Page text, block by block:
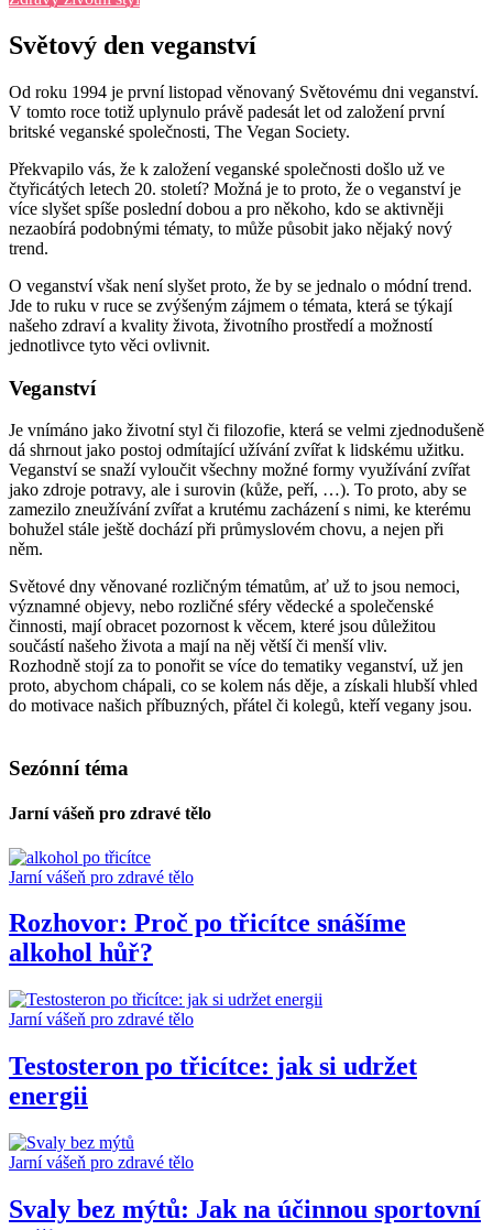
Světový den veganství
Od roku 1994 je první listopad věnovaný Světovému dni veganství.
V tomto roce totiž uplynulo právě padesát let od založení první
britské veganské společnosti, The Vegan Society.
Překvapilo vás, že k založení veganské společnosti došlo už ve
čtyřicátých letech 20. století? Možná je to proto, že o veganství je
více slyšet spíše poslední dobou a pro někoho, kdo se aktivněji
nezaobírá podobnými tématy, to může působit jako nějaký nový
trend.
O veganství však není slyšet proto, že by se jednalo o módní trend.
Jde to ruku v ruce se zvýšeným zájmem o témata, která se týkají
našeho zdraví a kvality života, životního prostředí a možností
jednotlivce tyto věci ovlivnit.
Veganství
Je vnímáno jako životní styl či filozofie, která se velmi zjednodušeně
dá shrnout jako postoj odmítající užívání zvířat k lidskému užitku.
Veganství se snaží vyloučit všechny možné formy využívání zvířat
jako zdroje potravy, ale i surovin (kůže, peří, …). To proto, aby se
zamezilo zneužívání zvířat a krutému zacházení s nimi, ke kterému
bohužel stále ještě dochází při průmyslovém chovu, a nejen při
něm.
Světové dny věnované rozličným tématům, ať už to jsou nemoci,
významné objevy, nebo rozličné sféry vědecké a společenské
činnosti, mají obracet pozornost k věcem, které jsou důležitou
součástí našeho života a mají na něj větší či menší vliv.
Rozhodně stojí za to ponořit se více do tematiky veganství, už jen
proto, abychom chápali, co se kolem nás děje, a získali hlubší vhled
do motivace našich příbuzných, přátel či kolegů, kteří vegany jsou.
Sezónní téma
Jarní vášeň pro zdravé tělo
Jarní vášeň pro zdravé tělo
Rozhovor: Proč po třicítce snášíme
alkohol hůř?
Jarní vášeň pro zdravé tělo
Testosteron po třicítce: jak si udržet
energii
Jarní vášeň pro zdravé tělo
Svaly bez mýtů: Jak na účinnou sportovní